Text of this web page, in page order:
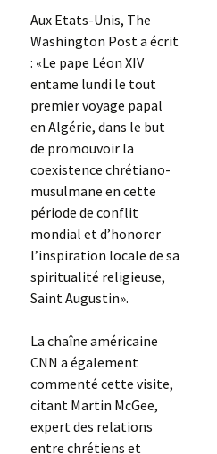
Aux Etats-Unis, The
Washington Post a écrit
: «Le pape Léon XIV
entame lundi le tout
premier voyage papal
en Algérie, dans le but
de promouvoir la
coexistence chrétiano-
musulmane en cette
période de conflit
mondial et d’honorer
l’inspiration locale de sa
spiritualité religieuse,
Saint Augustin».
La chaîne américaine
CNN a également
commenté cette visite,
citant Martin McGee,
expert des relations
entre chrétiens et